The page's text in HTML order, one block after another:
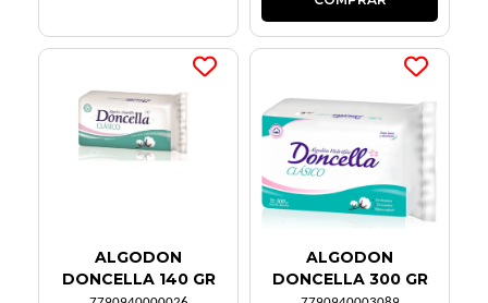
ALGODON
DONCELLA 140 GR
ALGODON
DONCELLA 300 GR